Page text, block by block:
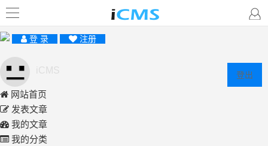
登 录 注册
登出
网站首页
发表文章
我的文章
我的分类